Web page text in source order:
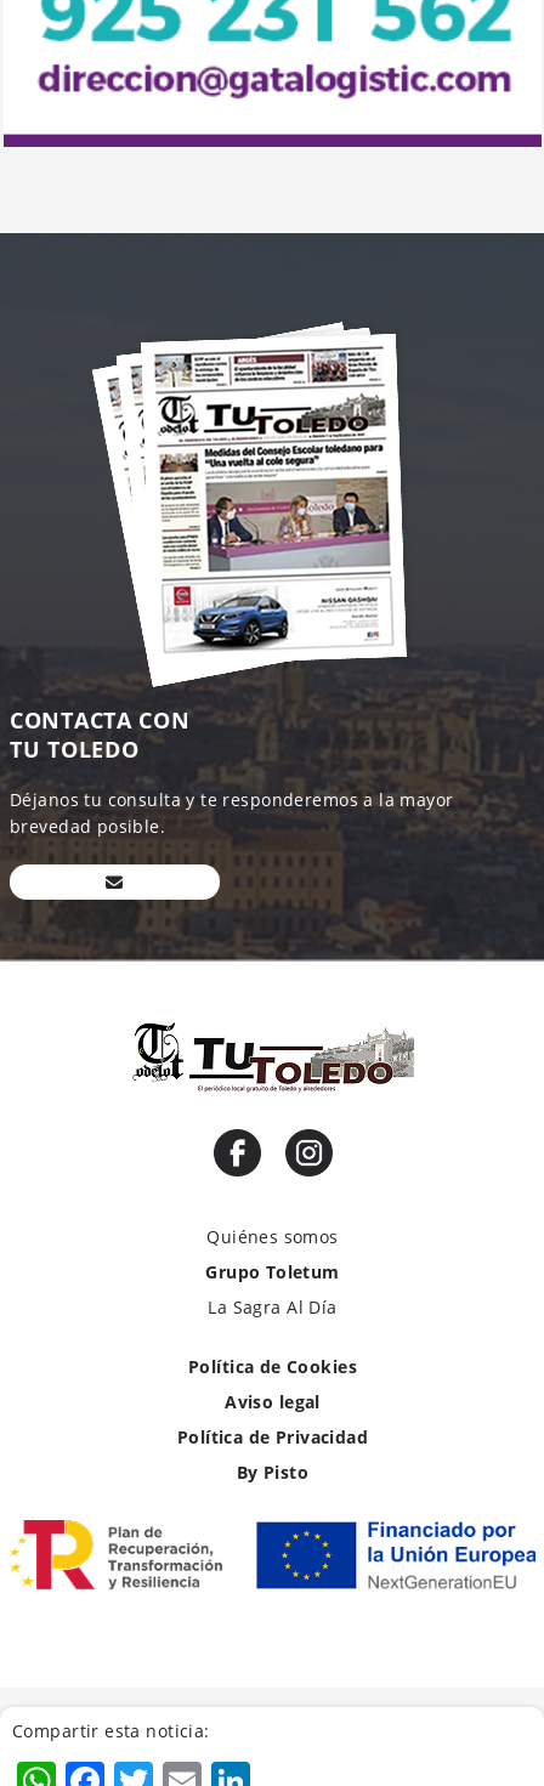
CONTACTA CON
TU TOLEDO
Déjanos tu consulta y te responderemos a la mayor
brevedad posible.
Quiénes somos
Grupo Toletum
La Sagra Al Día
Política de Cookies
Aviso legal
Política de Privacidad
By Pisto
Compartir esta noticia: